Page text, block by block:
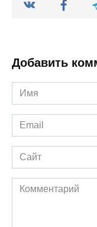
Добавить
Имя
*
Email
*
Сайт
Комментарий